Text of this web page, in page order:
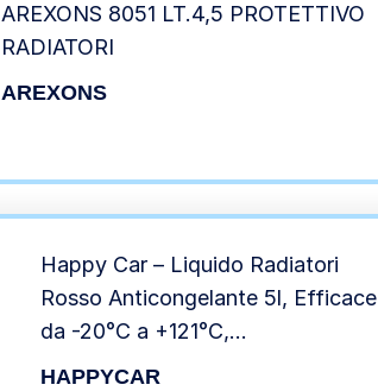
AREXONS 8051 LT.4,5 PROTETTIVO
RADIATORI
AREXONS
Happy Car – Liquido Radiatori
Rosso Anticongelante 5l, Efficace
da -20°C a +121°C,
Antiebollizione, Lega di Alluminio,
HAPPYCAR